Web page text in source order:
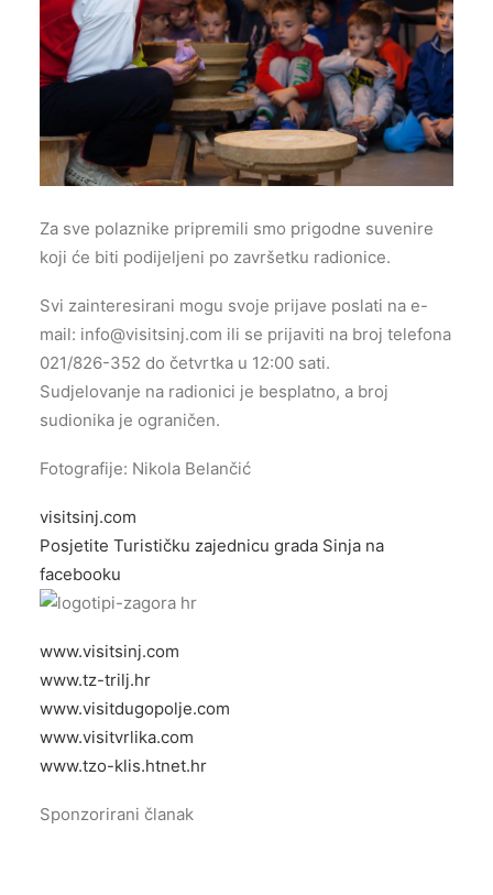
Za sve polaznike pripremili smo prigodne suvenire
koji će biti podijeljeni po završetku radionice.
Svi zainteresirani mogu svoje prijave poslati na e-
mail: info@visitsinj.com ili se prijaviti na broj telefona
021/826-352 do četvrtka u 12:00 sati.
Sudjelovanje na radionici je besplatno, a broj
sudionika je ograničen.
Fotografije: Nikola Belančić
visitsinj.com
Posjetite Turističku zajednicu grada Sinja na
facebooku
www.visitsinj.com
www.tz-trilj.hr
www.visitdugopolje.com
www.visitvrlika.com
www.tzo-klis.htnet.hr
Sponzorirani članak